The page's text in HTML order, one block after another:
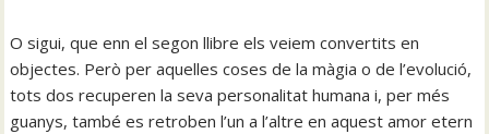
O sigui, que enn el segon llibre els veiem convertits en
objectes. Però per aquelles coses de la màgia o de l’evolució,
tots dos recuperen la seva personalitat humana i, per més
guanys, també es retroben l’un a l’altre en aquest amor etern